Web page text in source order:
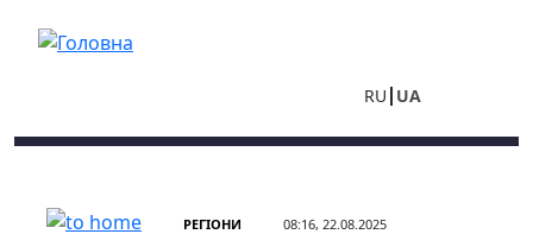
RU UA
РЕГІОНИ 08:16, 22.08.2025